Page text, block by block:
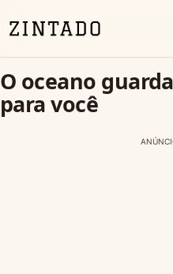
O oceano
para você